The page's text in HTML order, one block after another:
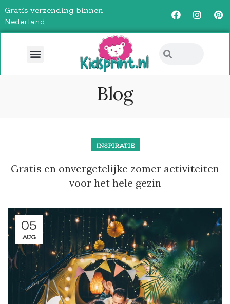
Gratis verzending binnen
Nederland
Blog
INSPIRATIE
Gratis en onvergetelijke zomer activiteiten
voor het hele gezin
05
AUG